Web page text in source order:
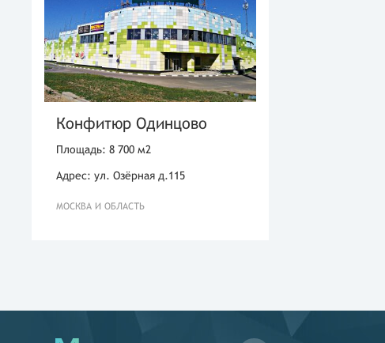
Конфитюр Одинцово
Площадь: 8 700 м2
Адрес: ул. Озёрная д.115
МОСКВА И ОБЛАСТЬ